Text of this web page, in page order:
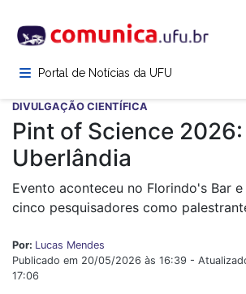
para
conteúdoPortal de Notícias da UFU
DIVULGAÇÃO CIENTÍFICA
Pint of Science 2026:
Uberlândia
Evento aconteceu no Florindo's Bar
cinco pesquisadores como
Por: Lucas Mendes
Publicado em 20/05/2026 às 16:39 -
17:06